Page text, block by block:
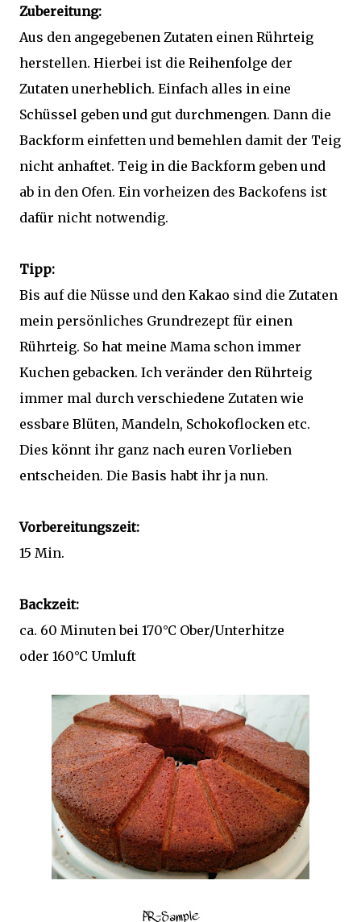
Zubereitung:
Aus den angegebenen Zutaten einen Rührteig
herstellen. Hierbei ist die Reihenfolge der
Zutaten unerheblich. Einfach alles in eine
Schüssel geben und gut durchmengen. Dann die
Backform einfetten und bemehlen damit der Teig
nicht anhaftet. Teig in die Backform geben und
ab in den Ofen. Ein vorheizen des Backofens ist
dafür nicht notwendig.
Tipp:
Bis auf die Nüsse und den Kakao sind die Zutaten
mein persönliches Grundrezept für einen
Rührteig. So hat meine Mama schon immer
Kuchen gebacken. Ich veränder den Rührteig
immer mal durch verschiedene Zutaten wie
essbare Blüten, Mandeln, Schokoflocken etc.
Dies könnt ihr ganz nach euren Vorlieben
entscheiden. Die Basis habt ihr ja nun.
Vorbereitungszeit:
15 Min.
Backzeit:
ca. 60 Minuten bei 170°C Ober/Unterhitze
oder 160°C Umluft